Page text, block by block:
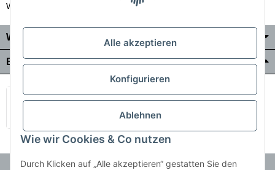
Wir liefern auch in die Schweiz
Wo Sie uns finden
Bezahlung & Versand
Alle akzeptieren
Konfigurieren
Ablehnen
Wie wir Cookies & Co nutzen
Durch Klicken auf „Alle akzeptieren“ gestatten Sie den